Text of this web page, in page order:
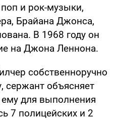
и рок-музыки,
Брайана Джонса,
В 1968 году он
на Джона Леннона.
собственноручно
сержант объясняет
для выполнения
7 полицейских и 2